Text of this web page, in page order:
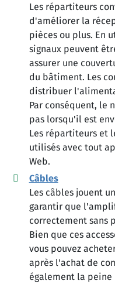
Les répartiteurs
d'améliorer la
pièces ou plus. En
signaux peuvent
assurer une
du bâtiment. Les
distribuer
Par conséquent, le
pas lorsqu'il est
Les répartiteurs et
utilisés avec tout
Web.
Câbles
Les câbles jouent
garantir que
correctement sans
Bien que ces
vous pouvez
après l'achat de
également la